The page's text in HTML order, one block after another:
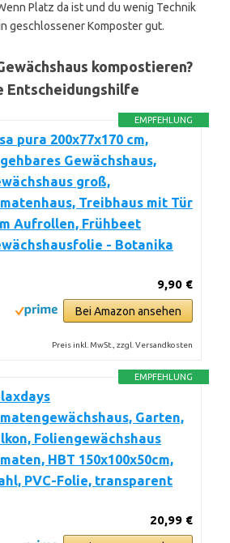
Platz da ist und du wenig Technik
geschlossener Komposter gut.
kompostieren?
Entscheidungshilfe
EMPFEHLUNG
pura 200x77x170 cm,
Gewächshaus,
groß,
Treibhaus mit Tür
Aufrollen, Frühbeet
- Botanika
9,90 €
Bei Amazon ansehen
Preis inkl. MwSt., zzgl. Versandkosten
EMPFEHLUNG
Garten,
Foliengewächshaus
HBT 150x100x50cm,
PVC-Folie, transparent
20,99 €